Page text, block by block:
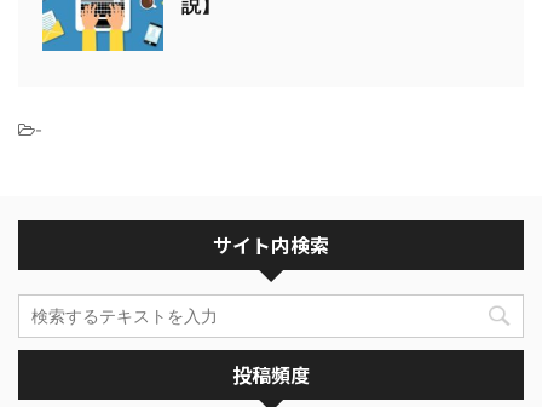
説】
-
サイト内検索
投稿頻度